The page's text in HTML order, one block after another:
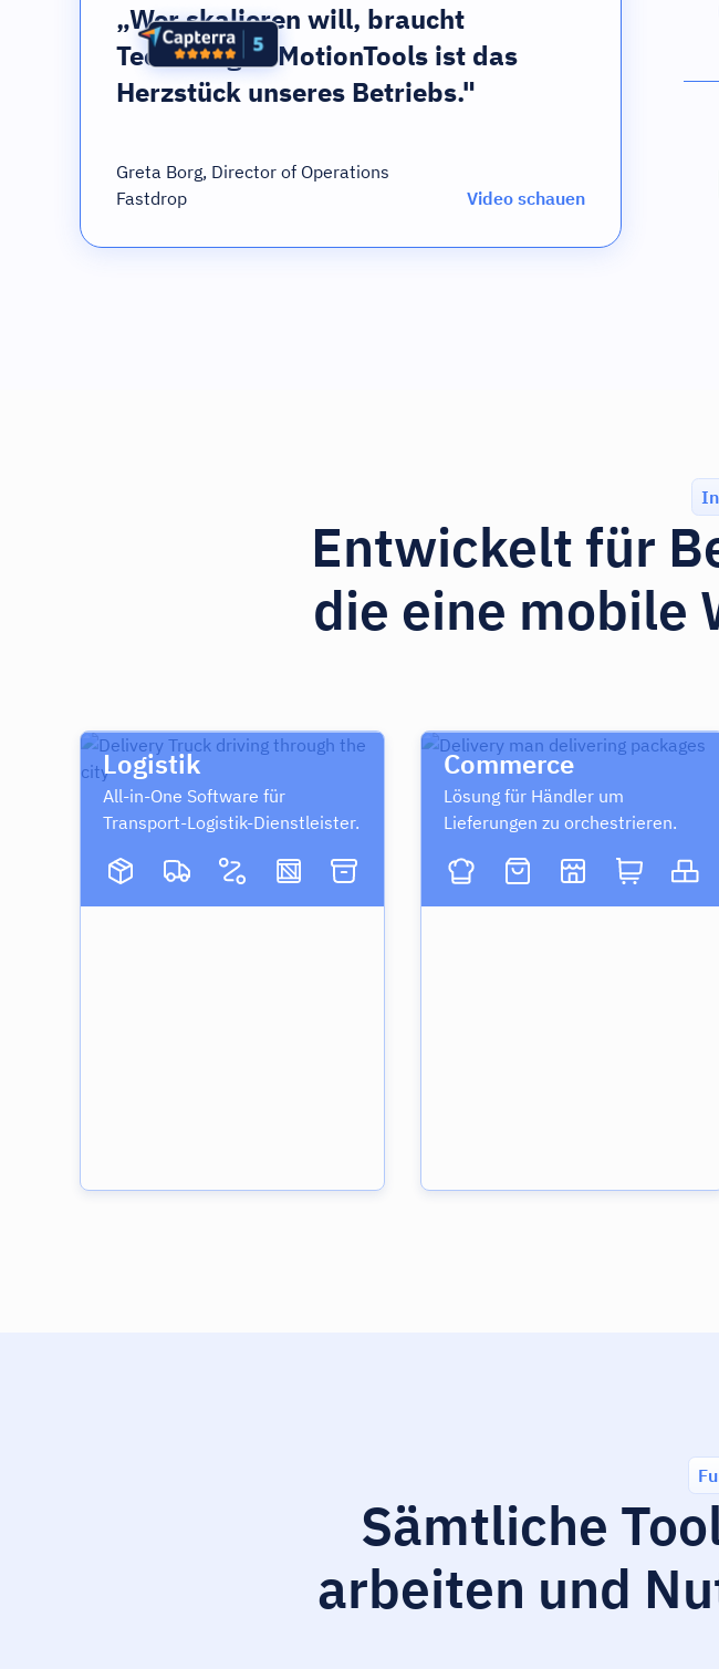
„Wer skalieren will, braucht
Technologie. MotionTools ist das
Herzstück unseres Betriebs."
Greta Borg, Director of Operations
Fastdrop
Video schauen
Entwickelt für
die eine mobile
Logistik
All-in-One Software für
Transport-Logistik-Dienstleister.
Commerce
Lösung für Händler um
Lieferungen zu orchestrieren.
Sämtliche
arbeiten und